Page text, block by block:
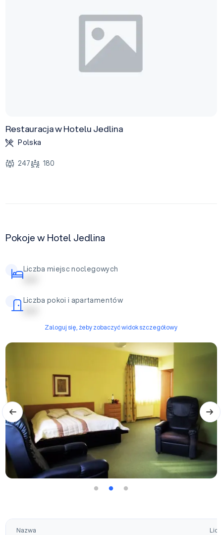
Restauracja w Hotelu Jedlina
Polska
247 180
Pokoje w Hotel Jedlina
Liczba miejsc noclegowych
| | | | |
Liczba pokoi i apartamentów
| | | | |
Zaloguj się, żeby zobaczyć widok szczegółowy
Nazwa